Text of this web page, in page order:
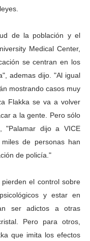
de la población y el
Medical Center,
se centran en los
ademas dijo. "Al igual
mostrando casos muy
Flakka se va a volver
a la gente. Pero sólo
"Palamar dijo a VICE
de personas han
de policía."
el control sobre
y estar en
ser adictos a otras
Pero para otros,
que imita los efectos